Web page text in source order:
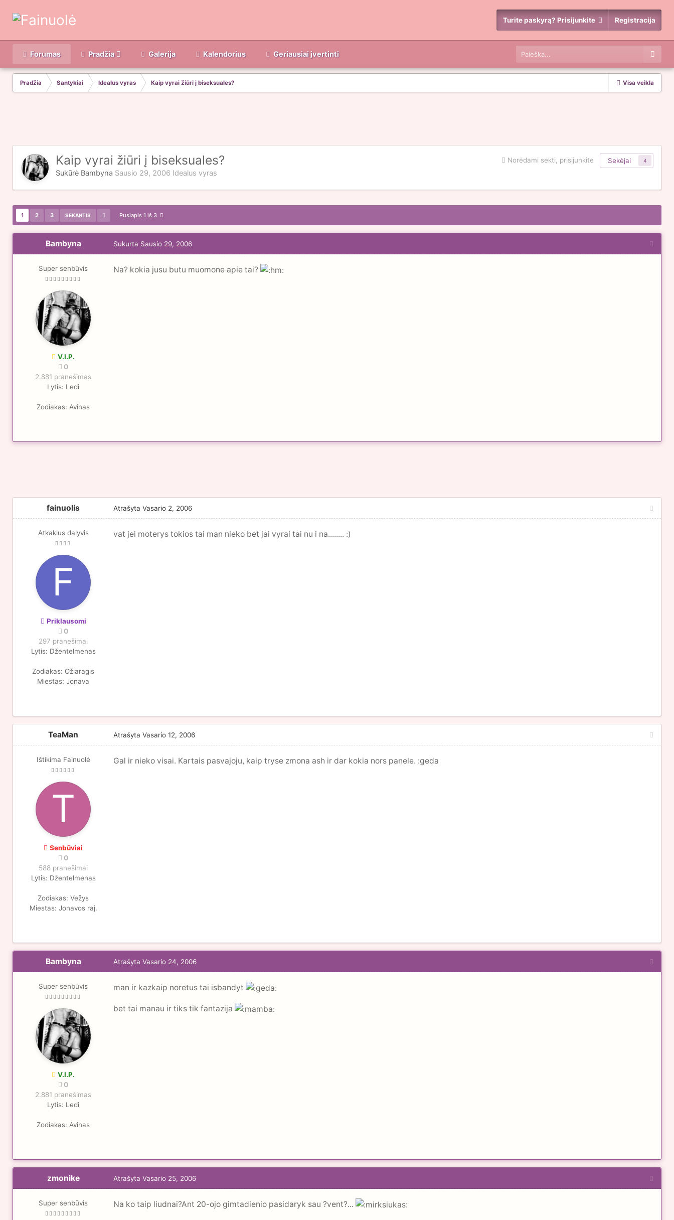
Turite paskyrą? Prisijunkite Registracija
Forumas Pradžia Galerija Kalendorius Geriausiai įvertinti
Visa veikla
Pradžia Santykiai Idealus vyras Kaip vyrai žiūri į biseksuales?
Norėdami sekti, prisijunkite Sekėjai 4
Kaip vyrai žiūri į biseksuales?
Sukūrė Bambyna Sausio 29, 2006 Idealus vyras
1 2 3 SEKANTIS Puslapis 1 iš 3
Bambyna
Super senbūvis
V.I.P.
0
2.881 pranešimas
Lytis: Ledi
Zodiakas: Avinas
Sukurta Sausio 29, 2006
Na? kokia jusu butu muomone apie tai?
fainuolis
Atkaklus dalyvis
Priklausomi
0
297 pranešimai
Lytis: Džentelmenas
Zodiakas: Ožiaragis
Miestas: Jonava
Atrašyta Vasario 2, 2006
vat jei moterys tokios tai man nieko bet jai vyrai tai nu i na........ :)
TeaMan
Ištikima Fainuolė
Senbūviai
0
588 pranešimai
Lytis: Džentelmenas
Zodiakas: Vežys
Miestas: Jonavos raj.
Atrašyta Vasario 12, 2006
Gal ir nieko visai. Kartais pasvajoju, kaip tryse zmona ash ir dar kokia nors panele. :geda
Bambyna
Super senbūvis
V.I.P.
0
2.881 pranešimas
Lytis: Ledi
Zodiakas: Avinas
Atrašyta Vasario 24, 2006
man ir kazkaip noretus tai isbandyt
bet tai manau ir tiks tik fantazija
zmonike
Super senbūvis
Atrašyta Vasario 25, 2006
Na ko taip liudnai?Ant 20-ojo gimtadienio pasidaryk sau ?vent?...